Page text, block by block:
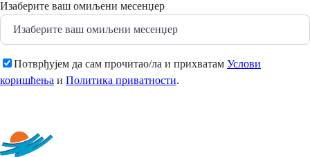
Изаберите ваш омиљени месенџер
Потврђујем да сам прочитао/ла и прихватам Услови
коришћења и Политика приватности.